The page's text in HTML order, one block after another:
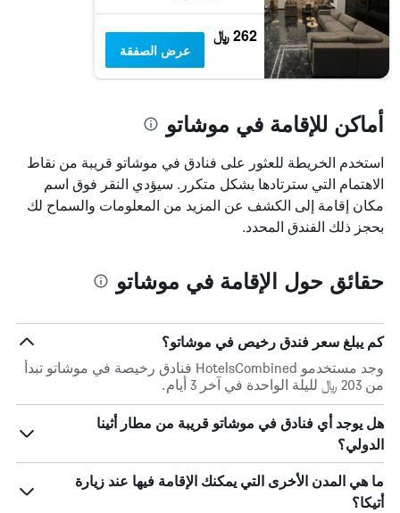
262 ﷼
عرض الصفقة
أماكن للإقامة في موشاتو
استخدم الخريطة للعثور على فنادق في موشاتو قريبة من نقاط
الاهتمام التي سترتادها بشكل متكرر. سيؤدي النقر فوق اسم
مكان إقامة إلى الكشف عن المزيد من المعلومات والسماح لك
بحجز ذلك الفندق المحدد.
حقائق حول الإقامة في موشاتو
كم يبلغ سعر فندق رخيص في موشاتو؟
وجد مستخدمو HotelsCombined فنادق رخيصة في موشاتو تبدأ
من 203 ﷼ لليلة الواحدة في آخر 3 أيام.
هل يوجد أي فنادق في موشاتو قريبة من مطار أثينا
الدولي؟
ما هي المدن الأخرى التي يمكنك الإقامة فيها عند زيارة
أتيكا؟